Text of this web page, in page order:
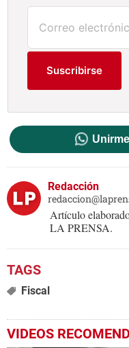
Suscribirse
Redacción
Artículo
LA PRENSA.
Fiscal
VIDEOS